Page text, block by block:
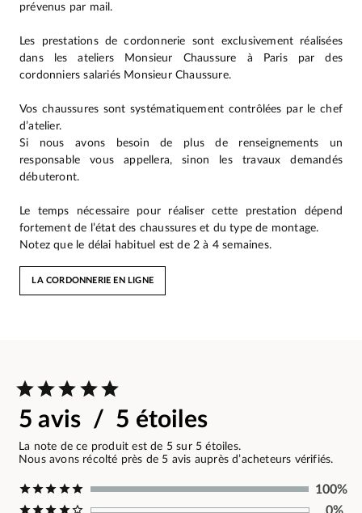
prévenus par mail.
Les prestations de cordonnerie sont exclusivement réalisées
dans les ateliers Monsieur Chaussure à Paris par des
cordonniers salariés Monsieur Chaussure.
Vos chaussures sont systématiquement contrôlées par le chef
d’atelier.
Si nous avons besoin de plus de renseignements un
responsable vous appellera, sinon les travaux demandés
débuteront.
Le temps nécessaire pour réaliser cette prestation dépend
fortement de l’état des chaussures et du type de montage.
Notez que le délai habituel est de 2 à 4 semaines.
LA CORDONNERIE EN LIGNE
5 avis / 5 étoiles
La note de ce produit est de 5 sur 5 étoiles.
Nous avons récolté près de 5 avis auprès d’acheteurs vérifiés.
100%
0%